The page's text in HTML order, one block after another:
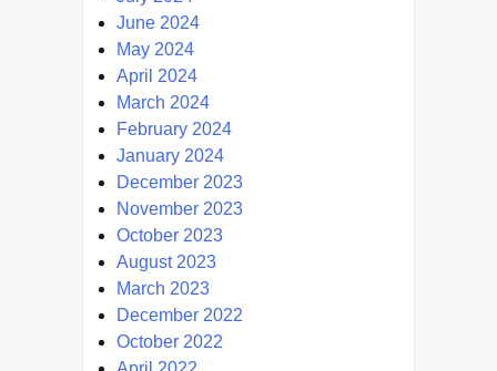
June 2024
May 2024
April 2024
March 2024
February 2024
January 2024
December 2023
November 2023
October 2023
August 2023
March 2023
December 2022
October 2022